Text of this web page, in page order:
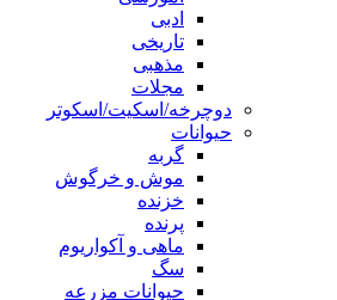
ادبی
تاریخی
مذهبی
مجلات
دوچرخه/اسکیت/اسکوتر
حیوانات
گربه
موش و خرگوش
خزنده
پرنده
ماهی و آکواریوم
سگ
حیوانات مزرعه